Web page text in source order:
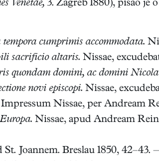
Venetae, 3. Zagreb 1880), pisao je
cumprimis accommodata.
sacrificio altaris. Nissae,
quondam domini, ac domini
novi episcopi. Nissae,
Impressum Nissae, per Andream
Nissae, apud Andream
Joannem. Breslau 1850,